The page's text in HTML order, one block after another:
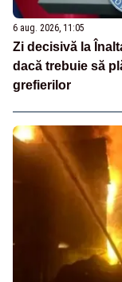
6 aug. 2026, 11:05
Zi decisivă la
dacă trebuie să
grefierilor